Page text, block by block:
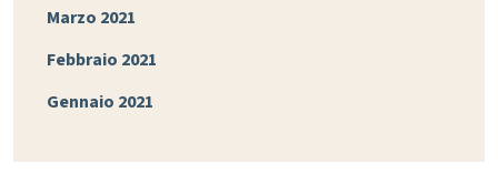
Marzo 2021
Febbraio 2021
Gennaio 2021